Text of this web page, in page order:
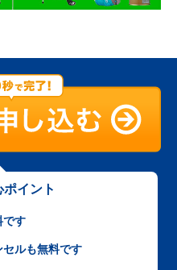
イント
です
ルも無料です